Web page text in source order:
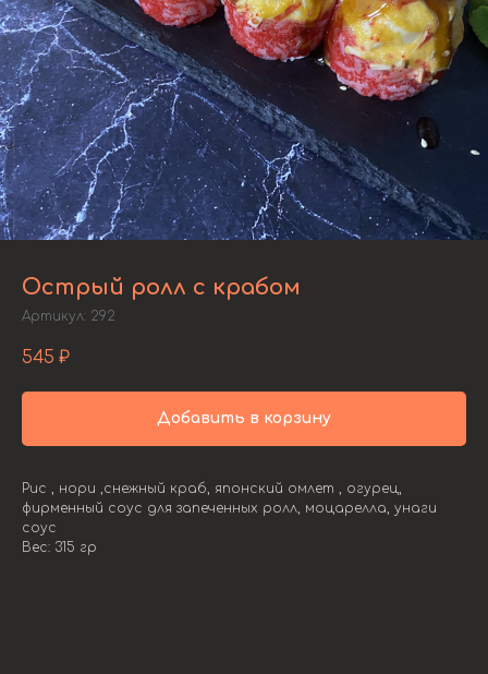
Острый ролл с крабом
Артикул: 292
545 ₽
Добавить в корзину
Рис , нори ,снежный краб, японский омлет , огурец,
фирменный соус для запеченных ролл, моцарелла, унаги
соус
Вес: 315 гр